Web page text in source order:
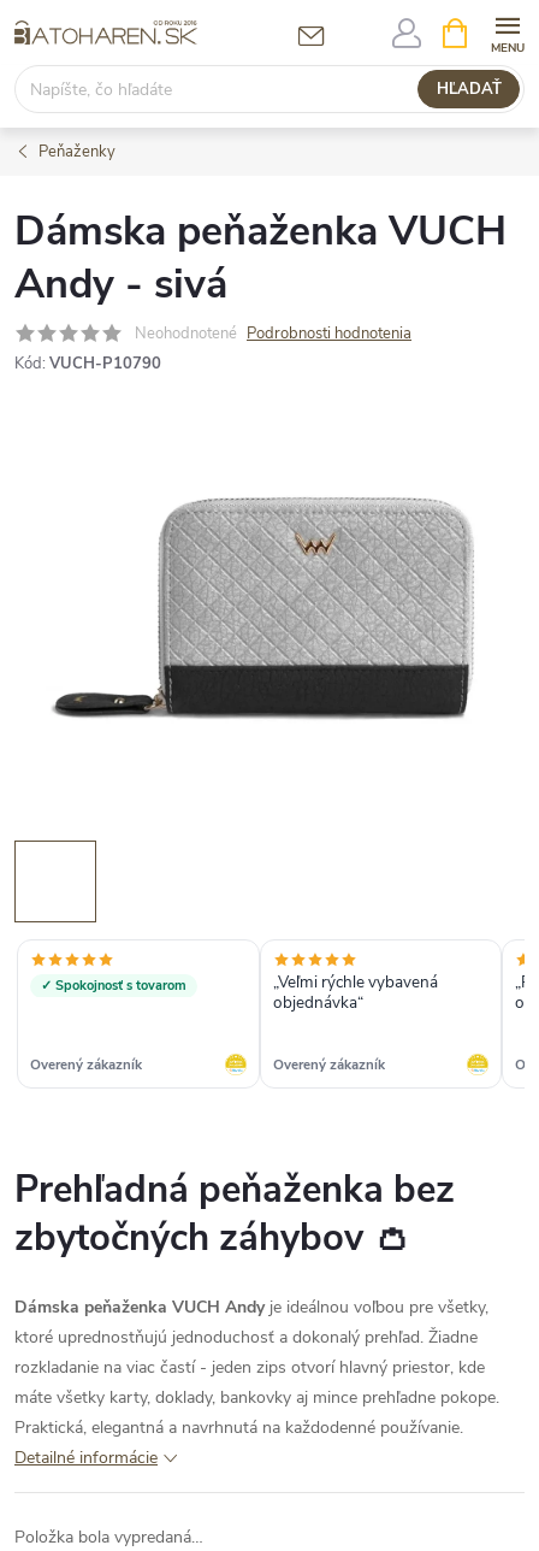
na
obsah
HĽADAŤ
KOŠÍK
Peňaženky
Dámska peňaženka VUCH
Andy - sivá
Neohodnotené Podrobnosti hodnotenia
Kód: VUCH-P10790
✓ Spokojnosť s tovarom
Overený zákazník
„Veľmi rýchle vybavená
objednávka“
Overený zákazník
Prehľadná peňaženka bez
zbytočných záhybov 👛
Dámska peňaženka VUCH Andyje ideálnou voľbou pre všetky,
ktoré uprednostňujú jednoduchosť a dokonalý prehľad. Žiadne
rozkladanie na viac častí - jeden zips otvorí hlavný priestor, kde
máte všetky karty, doklady, bankovky aj mince prehľadne pokope.
Praktická, elegantná a navrhnutá na každodenné používanie.
Detailné informácie
Položka bola vypredaná…